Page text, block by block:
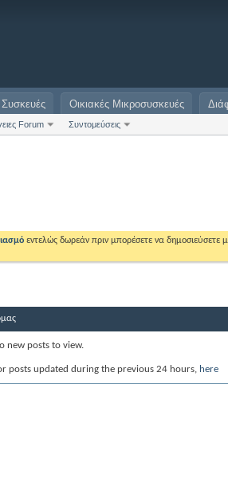
Forum Συντομεύσεις
Οικιακές Μικροσυσκευές
εντελώς δωρεάν πριν μπορέσετε να
new posts to view.
posts updated during the previous 24 hours, here